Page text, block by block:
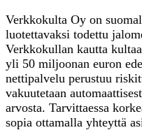
Verkkokulta Oy on
luotettavaksi todettu
Verkkokullan kautta
yli 50 miljoonan euron
nettipalvelu perustuu
vakuutetaan
arvosta. Tarvittaessa
sopia ottamalla yhteyttä